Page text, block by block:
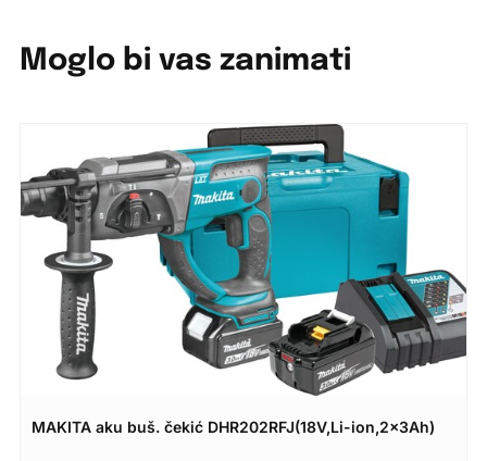
Moglo bi vas zanimati
MAKITA aku buš. čekić DHR202RFJ(18V,Li-ion,2x3Ah)